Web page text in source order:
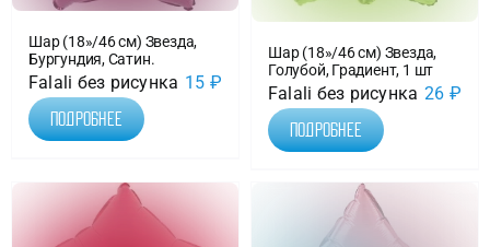
Шар (18»/46 см) Звезда,
Бургундия, Сатин.
Falali без рисунка 15 ₽
Подробнее
Шар (18»/46 см) Звезда,
Голубой, Градиент, 1 шт
Falali без рисунка 26 ₽
Подробнее